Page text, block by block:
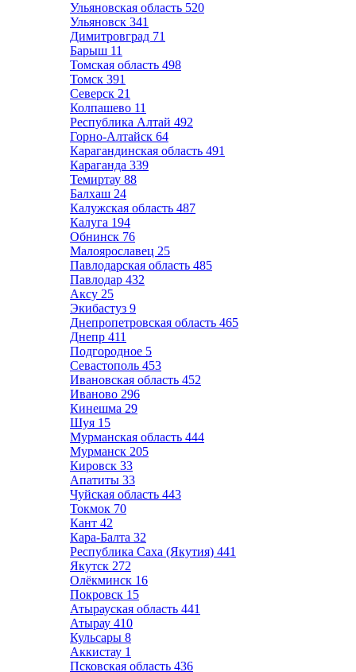
Ульяновская область 520
Ульяновск 341
Димитровград 71
Барыш 11
Томская область 498
Томск 391
Северск 21
Колпашево 11
Республика Алтай 492
Горно-Алтайск 64
Карагандинская область 491
Караганда 339
Темиртау 88
Балхаш 24
Калужская область 487
Калуга 194
Обнинск 76
Малоярославец 25
Павлодарская область 485
Павлодар 432
Аксу 25
Экибастуз 9
Днепропетровская область 465
Днепр 411
Подгородное 5
Севастополь 453
Ивановская область 452
Иваново 296
Кинешма 29
Шуя 15
Мурманская область 444
Мурманск 205
Кировск 33
Апатиты 33
Чуйская область 443
Токмок 70
Кант 42
Кара-Балта 32
Республика Саха (Якутия) 441
Якутск 272
Олёкминск 16
Покровск 15
Атырауская область 441
Атырау 410
Кульсары 8
Аккистау 1
Псковская область 436